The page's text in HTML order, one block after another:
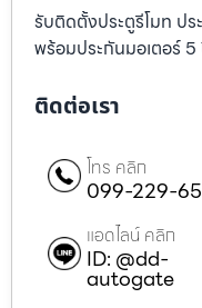
รับติดตั้งประตูรีโมท ป
พร้อมประกันมอเตอร์ 5
ติดต่อเรา
โทร คลิก
099-229-
แอดไลน์ คลิก
ID: @dd-
autogate